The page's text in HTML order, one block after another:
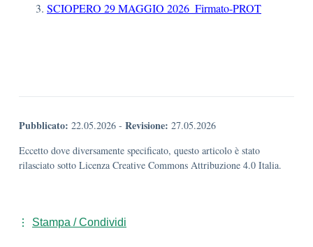
SCIOPERO 29 MAGGIO 2026_Firmato-PROT
Pubblicato: 22.05.2026 - Revisione: 27.05.2026
Eccetto dove diversamente specificato, questo articolo è stato
rilasciato sotto Licenza Creative Commons Attribuzione 4.0 Italia.
Stampa / Condividi